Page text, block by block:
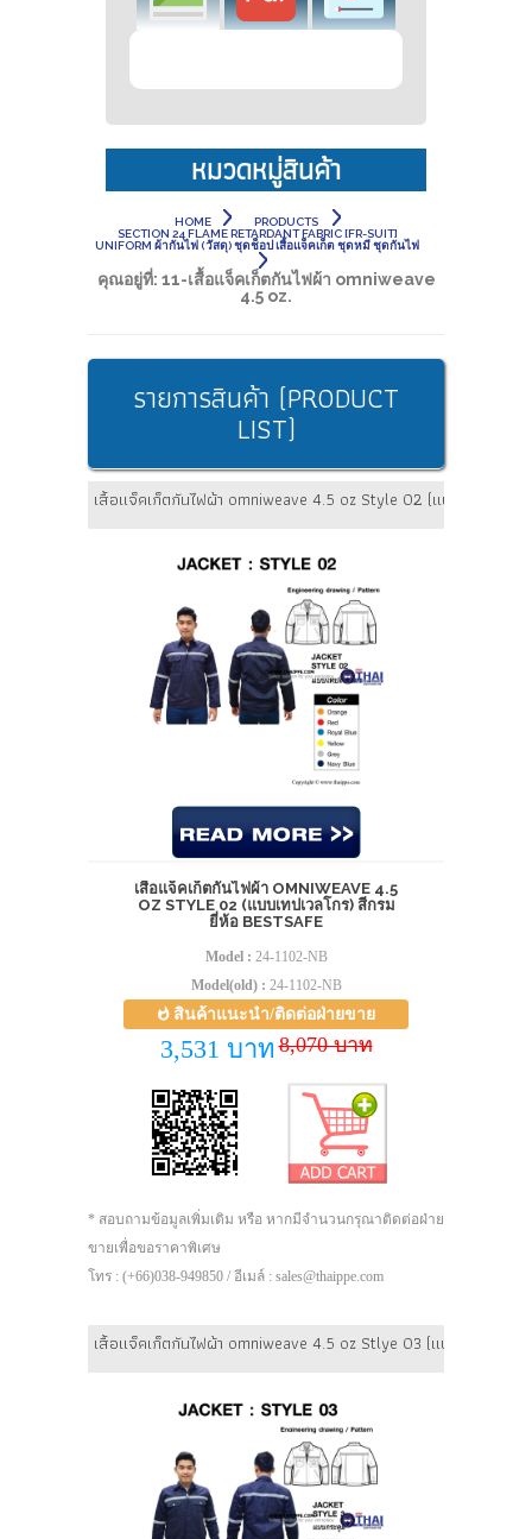
หมวดหมู่สินค้า
HOME
PRODUCTS
SECTION 24 FLAME RETARDANT FABRIC [FR-SUIT]
UNIFORM ผ้ากันไฟ (วัสดุ) ชุดช็อป เสื้อแจ็คเก็ต ชุดหมี ชุดกันไฟ
คุณอยู่ที่: 11-เสื้อแจ็คเก็ตกันไฟผ้า omniweave
4.5 oz.
รายการสินค้า (PRODUCT
LIST)
เสื้อแจ็คเก็ตกันไฟผ้า omniweave 4.5 oz Style 02 (แบบเทปเวลโ
เสื้อแจ็คเก็ตกันไฟผ้า OMNIWEAVE 4.5
OZ STYLE 02 (แบบเทปเวลโกร) สีกรม
ยี่ห้อ BESTSAFE
Model : 24-1102-NB
Model(old) : 24-1102-NB
สินค้าแนะนำ/ติดต่อฝ่ายขาย
3,531 บาท 8,070 บาท
* สอบถามข้อมูลเพิ่มเติม หรือ หากมีจำนวนกรุณาติดต่อฝ่าย
ขายเพื่อขอราคาพิเศษ
โทร : (+66)038-949850 / อีเมล์ : sales@thaippe.com
เสื้อแจ็คเก็ตกันไฟผ้า omniweave 4.5 oz Stlye 03 (แบบกระดุม) สี